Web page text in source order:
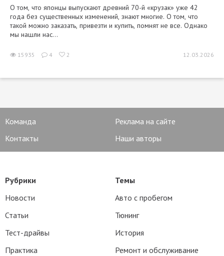
О том, что японцы выпускают древний 70-й «крузак» уже 42
года без существенных изменений, знают многие. О том, что
такой можно заказать, привезти и купить, помнят не все. Однако
мы нашли нас...
15935 4 2 12.03.2026
Команда
Реклама на сайте
Контакты
Наши авторы
Рубрики
Новости
Статьи
Тест-драйвы
Практика
Темы
Авто с пробегом
Тюнинг
История
Ремонт и обслуживание